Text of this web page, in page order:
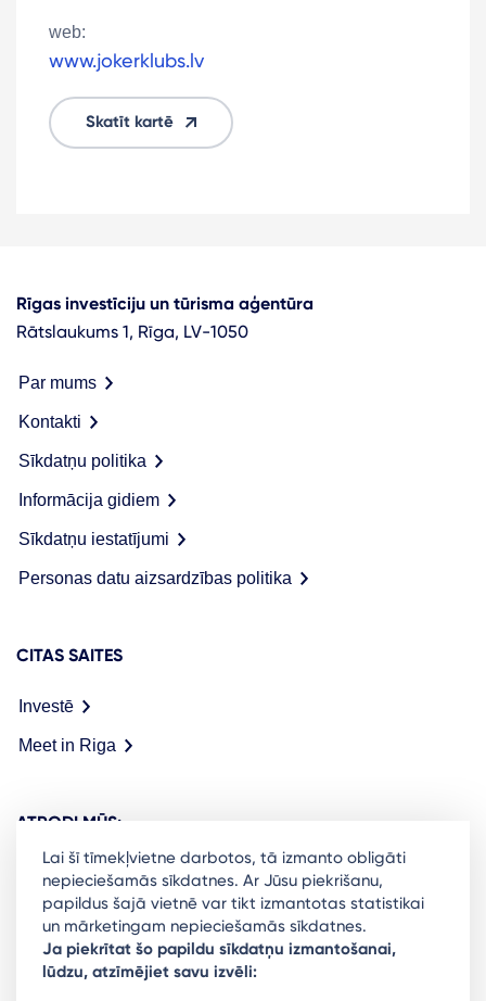
web:
www.jokerklubs.lv
Skatīt kartē
Rīgas investīciju un tūrisma aģentūra
Rātslaukums 1, Rīga, LV-1050
Par mums
Kontakti
Sīkdatņu politika
Informācija gidiem
Sīkdatņu iestatījumi
Personas datu aizsardzības politika
CITAS SAITES
Investē
Meet in Riga
ATRODI MŪS:
Ready to stay in the loop on Rigas business
community? Subscribe to our newsletter.
Lai šī tīmekļvietne darbotos, tā izmanto obligāti
nepieciešamās sīkdatnes. Ar Jūsu piekrišanu,
papildus šajā vietnē var tikt izmantotas statistikai
un mārketingam nepieciešamās sīkdatnes.
Ja piekrītat šo papildu sīkdatņu izmantošanai,
lūdzu, atzīmējiet savu izvēli: